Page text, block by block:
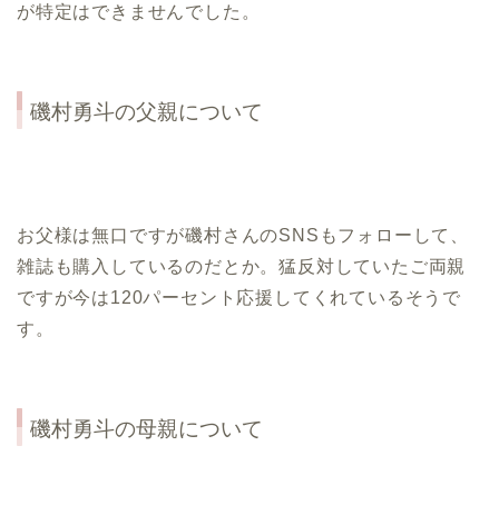
が特定はできませんでした。
磯村勇斗の父親について
お父様は無口ですが磯村さんのSNSもフォローして、
雑誌も購入しているのだとか。猛反対していたご両親
ですが今は120パーセント応援してくれているそうで
す。
磯村勇斗の母親について